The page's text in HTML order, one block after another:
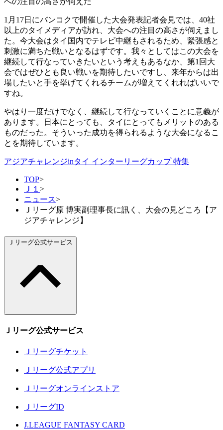
1月17日にバンコクで開催した大会発表記者会見では、40社
以上のタイメディアが訪れ、大会への注目の高さが伺えまし
た。今大会はタイ国内でテレビ中継もされるため、緊張感と
刺激に満ちた戦いとなるはずです。我々としてはこの大会を
継続して行なっていきたいという考えもあるなか、第1回大
会ではぜひとも良い戦いを期待したいですし、来年からは出
場したいと手を挙げてくれるチームが増えてくれればいいで
すね。
やはり一度だけでなく、継続して行なっていくことに意義が
あります。日本にとっても、タイにとってもメリットのある
ものだった。そういった成功を得られるような大会になるこ
とを期待しています。
アジアチャレンジinタイ インターリーグカップ 特集
TOP>
Ｊ１ >
ニュース>
Ｊリーグ原 博実副理事長に訊く、大会の見どころ【ア
ジアチャレンジ】
Ｊリーグ公式サービス
Ｊリーグ公式サービス
Ｊリーグチケット
Ｊリーグ公式アプリ
Ｊリーグオンラインストア
ＪリーグID
J.LEAGUE FANTASY CARD